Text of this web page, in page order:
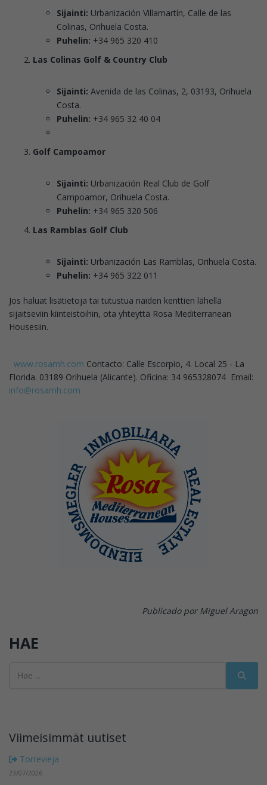
Sijainti: Urbanización Villamartín, Calle de las
Colinas, Orihuela Costa.
Puhelin: +34 965 320 410
Las Colinas Golf & Country Club
Sijainti: Avenida de las Colinas, 2, 03193, Orihuela
Costa.
Puhelin: +34 965 32 40 04
Golf Campoamor
Sijainti: Urbanización Real Club de Golf
Campoamor, Orihuela Costa.
Puhelin: +34 965 320 506
Las Ramblas Golf Club
Sijainti: Urbanización Las Ramblas, Orihuela Costa.
Puhelin: +34 965 322 011
Jos haluat lisätietoja tai tutustua näiden kenttien lähellä
sijaitseviin kiinteistöihin, ota yhteyttä Rosa Mediterranean
Housesiin.
www.rosamh.com Contacto: Calle Escorpio, 4. Local 25 - La
Florida. 03189 Orihuela (Alicante). Oficina: 34 965328074 Email:
info@rosamh.com
Publicado por Miguel Aragon
HAE
Viimeisimmät uutiset
Torrevieja
23/07/2026